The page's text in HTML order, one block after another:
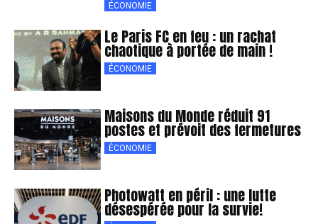
ÉCONOMIE
Le Paris FC en feu : un rachat
chaotique à portée de main !
ÉCONOMIE
Maisons du Monde réduit 91
postes et prévoit des fermetures
ÉCONOMIE
Photowatt en péril : une lutte
désespérée pour la survie!